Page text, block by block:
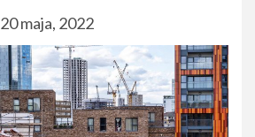
20 maja, 2022